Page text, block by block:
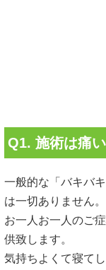
Q1. 施術は痛
一般的な「バキバ
は一切ありません。
お一人お一人のご
供致します。
気持ちよくて寝て